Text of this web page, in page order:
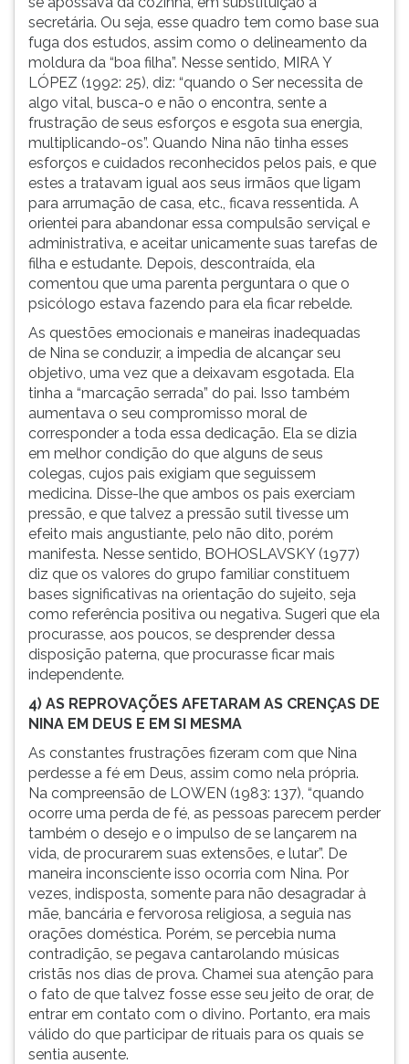
secretária. Ou seja, esse quadro tem como base sua
fuga dos estudos, assim como o delineamento da
moldura da “boa filha”. Nesse sentido, MIRA Y
LÓPEZ (1992: 25), diz: “quando o Ser necessita de
algo vital, busca-o e não o encontra, sente a
frustração de seus esforços e esgota sua energia,
multiplicando-os”. Quando Nina não tinha esses
esforços e cuidados reconhecidos pelos pais, e que
estes a tratavam igual aos seus irmãos que ligam
para arrumação de casa, etc., ficava ressentida. A
orientei para abandonar essa compulsão serviçal e
administrativa, e aceitar unicamente suas tarefas de
filha e estudante. Depois, descontraída, ela
comentou que uma parenta perguntara o que o
psicólogo estava fazendo para ela ficar rebelde.
As questões emocionais e maneiras inadequadas
de Nina se conduzir, a impedia de alcançar seu
objetivo, uma vez que a deixavam esgotada. Ela
tinha a “marcação serrada” do pai. Isso também
aumentava o seu compromisso moral de
corresponder a toda essa dedicação. Ela se dizia
em melhor condição do que alguns de seus
colegas, cujos pais exigiam que seguissem
medicina. Disse-lhe que ambos os pais exerciam
pressão, e que talvez a pressão sutil tivesse um
efeito mais angustiante, pelo não dito, porém
manifesta. Nesse sentido, BOHOSLAVSKY (1977)
diz que os valores do grupo familiar constituem
bases significativas na orientação do sujeito, seja
como referência positiva ou negativa. Sugeri que ela
procurasse, aos poucos, se desprender dessa
disposição paterna, que procurasse ficar mais
independente.
4) AS REPROVAÇÕES AFETARAM AS CRENÇAS DE
NINA EM DEUS E EM SI MESMA
As constantes frustrações fizeram com que Nina
perdesse a fé em Deus, assim como nela própria.
Na compreensão de LOWEN (1983: 137), “quando
ocorre uma perda de fé, as pessoas parecem perder
também o desejo e o impulso de se lançarem na
vida, de procurarem suas extensões, e lutar”. De
maneira inconsciente isso ocorria com Nina. Por
vezes, indisposta, somente para não desagradar à
mãe, bancária e fervorosa religiosa, a seguia nas
orações doméstica. Porém, se percebia numa
contradição, se pegava cantarolando músicas
cristãs nos dias de prova. Chamei sua atenção para
o fato de que talvez fosse esse seu jeito de orar, de
entrar em contato com o divino. Portanto, era mais
válido do que participar de rituais para os quais se
sentia ausente.